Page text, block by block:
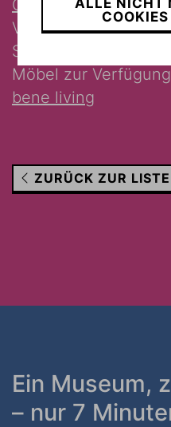
Opfer des
Vielen Dank an:
Schauspielhaus
Möbel zur
bene living
ZURÜCK ZUR LISTE
Ein Museum,
– nur 7
ALLE NICHT